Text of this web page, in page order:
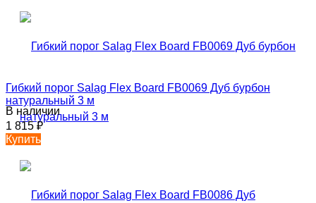
Гибкий порог Salag Flex Board FB0069 Дуб бурбон
натуральный 3 м
В наличии
1 815₽
Купить